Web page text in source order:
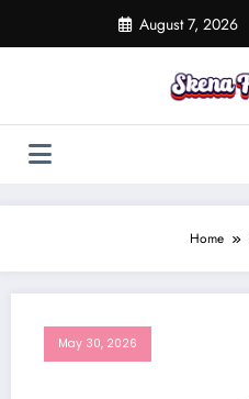
content
August 7, 2026
Home
May 30, 2026